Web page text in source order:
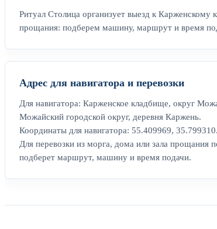
Ритуал Столица организует выезд к Карженскому
прощания: подберем машину, маршрут и время
Адрес для навигатора и перевозки
Для навигатора: Карженское кладбище, округ
Можайский городской округ, деревня Каржень.
Координаты для навигатора: 55.409969, 35.799310.
Для перевозки из морга, дома или зала прощания
подберет маршрут, машину и время подачи.